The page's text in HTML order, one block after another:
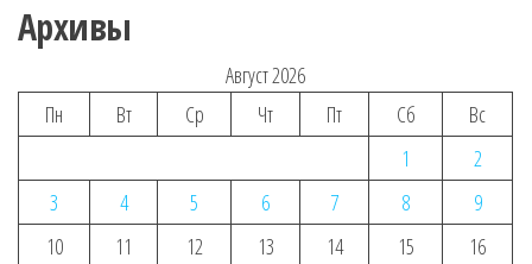
Архивы
Август 2026
Пн
Вт Ср Чт Пт Сб
Вс
1
2
3
4 5 6 7 8
9
10
11 12 13 14 15
16